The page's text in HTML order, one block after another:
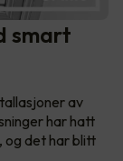
smart
av
har hatt
og det har blitt